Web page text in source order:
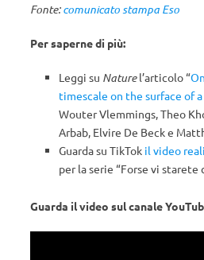
Fonte:comunicato stampa Eso
Per saperne di più:
Leggi su Naturel’articolo “
timescale on the surface of
Wouter Vlemmings, Theo
Arbab, Elvire De Beck e
Guarda su TikTok il video
per la serie “Forse vi
Guarda il video sul canale